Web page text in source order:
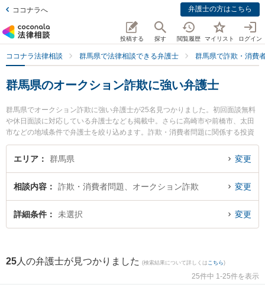
ココナラへ 弁護士の方はこちら
投稿する 探す 閲覧履歴 マイリスト ログイン
ココナラ法律相談 群馬県で法律相談できる弁護士 群馬県で詐欺・消費
群馬県のオークション詐欺に強い弁護士
群馬県でオークション詐欺に強い弁護士が25名見つかりました。初回面談無料
や休日面談に対応している弁護士なども掲載中。さらに高崎市や前橋市、太田
市などの地域条件で弁護士を絞り込めます。詐欺・消費者問題に関係する投資
詐欺や副業詐欺、FX詐欺等の細かな分野での絞り込み検索もでき便利です。特
に舘山法律事務所の舘山 史明弁護士や西村法律事務所の西村 直行弁護士、石
オークション詐欺のトラブルを今すぐに弁護士に相談したい』『オークション
詐欺のトラブル解決の実績豊富な近くの弁護士を検索したい』『初回相談無料
でオークション詐欺を法律相談できる群馬県内の弁護士に相談予約したい』な
エリア 群馬県 変更
相談内容 詐欺・消費者問題、オークション詐欺 変更
詳細条件 未選択 変更
25 人の弁護士が見つかりました (検索結果について詳しくは こちら)
25件中 1-25件を表示